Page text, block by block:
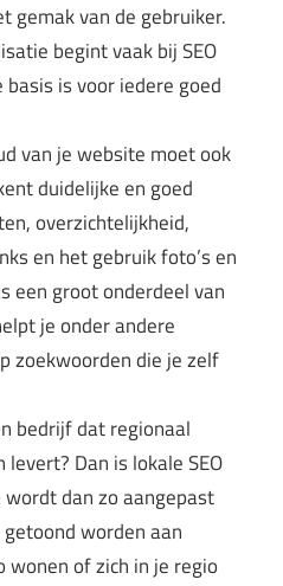
gemak van de gebruiker.
begint vaak bij SEO
is voor iedere goed
van je website moet ook
duidelijke en goed
overzichtelijkheid,
en het gebruik foto’s en
een groot onderdeel van
je onder andere
zoekwoorden die je zelf
bedrijf dat regionaal
Dan is lokale SEO
dan zo aangepast
worden aan
wonen of zich in je regio